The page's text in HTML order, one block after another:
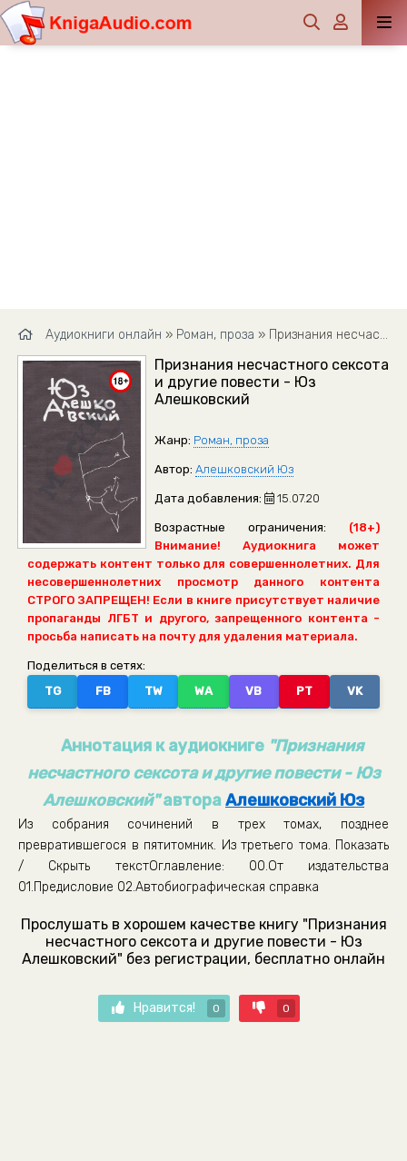
Аудиокниги онлайн » Роман, проза » Признания несчастного сексота и другие повести - Юз Алешковский
Признания несчастного сексота
и другие повести - Юз
Алешковский
Жанр: Роман, проза
Автор: Алешковский Юз
Дата добавления: 15.07.20
Возрастные ограничения:
(18+)
Внимание! Аудиокнига может
содержать контент только для совершеннолетних. Для
несовершеннолетних просмотр данного контента
СТРОГО ЗАПРЕЩЕН! Если в книге присутствует наличие
пропаганды ЛГБТ и другого, запрещенного контента -
просьба написать на почту для удаления материала.
Поделиться в сетях:
TG
FB TW WA VB PT VK
Аннотация к аудиокниге "Признания
несчастного сексота и другие повести - Юз
Алешковский"автора Алешковский Юз
Из собрания сочинений в трех томах, позднее
превратившегося в пятитомник. Из третьего тома. Показать
/ Скрыть текстОглавление: 00.От издательства
01.Предисловие 02.Автобиографическая справка
Прослушать в хорошем качестве книгу "Признания
несчастного сексота и другие повести - Юз
Алешковский" без регистрации, бесплатно онлайн
Нравится! 0 0